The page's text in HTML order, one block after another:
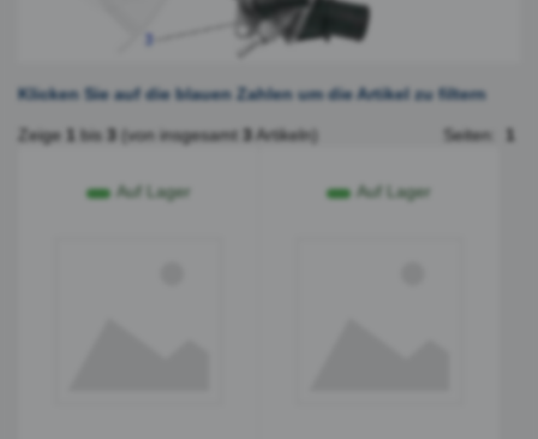
Klicken Sie auf die blauen Zahlen um die Artikel zu filtern
Zeige 1 bis 3 (von insgesamt 3 Artikeln) Seiten: 1
Auf Lager Auf Lager